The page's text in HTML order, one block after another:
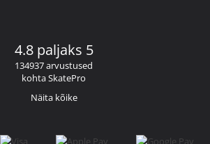
4.8 paljaks 5
134937 arvustused
kohta SkatePro
Näita kõike